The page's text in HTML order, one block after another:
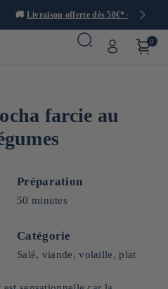
avec + 1000 références 🚚
0
farcie au
Préparation
50 minutes
Catégorie
Salé, viande, volaille, plat